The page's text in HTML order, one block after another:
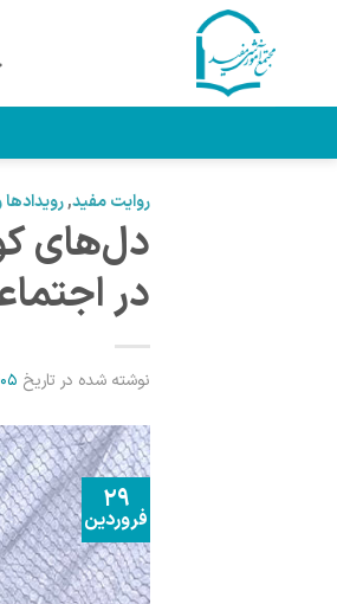
content
روایت مفید,
دل‌های
در
نوشته شده در تاریخ
29
فروردین